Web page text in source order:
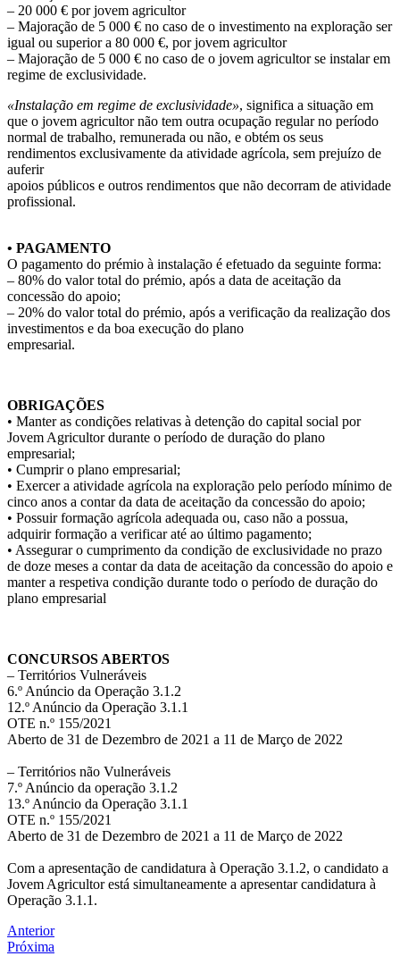
– 20 000 € por jovem agricultor
– Majoração de 5 000 € no caso de o investimento na exploração ser
igual ou superior a 80 000 €, por jovem agricultor
– Majoração de 5 000 € no caso de o jovem agricultor se instalar em
regime de exclusividade.
«Instalação em regime de exclusividade», significa a situação em
que o jovem agricultor não tem outra ocupação regular no período
normal de trabalho, remunerada ou não, e obtém os seus
rendimentos exclusivamente da atividade agrícola, sem prejuízo de
auferir
apoios públicos e outros rendimentos que não decorram de atividade
profissional.
• PAGAMENTO
O pagamento do prémio à instalação é efetuado da seguinte forma:
– 80% do valor total do prémio, após a data de aceitação da
concessão do apoio;
– 20% do valor total do prémio, após a verificação da realização dos
investimentos e da boa execução do plano
empresarial.
OBRIGAÇÕES
• Manter as condições relativas à detenção do capital social por
Jovem Agricultor durante o período de duração do plano
empresarial;
• Cumprir o plano empresarial;
• Exercer a atividade agrícola na exploração pelo período mínimo de
cinco anos a contar da data de aceitação da concessão do apoio;
• Possuir formação agrícola adequada ou, caso não a possua,
adquirir formação a verificar até ao último pagamento;
• Assegurar o cumprimento da condição de exclusividade no prazo
de doze meses a contar da data de aceitação da concessão do apoio e
manter a respetiva condição durante todo o período de duração do
plano empresarial
CONCURSOS ABERTOS
– Territórios Vulneráveis
6.º Anúncio da Operação 3.1.2
12.º Anúncio da Operação 3.1.1
OTE n.º 155/2021
Aberto de 31 de Dezembro de 2021 a 11 de Março de 2022
– Territórios não Vulneráveis
7.º Anúncio da operação 3.1.2
13.º Anúncio da Operação 3.1.1
OTE n.º 155/2021
Aberto de 31 de Dezembro de 2021 a 11 de Março de 2022
Com a apresentação de candidatura à Operação 3.1.2, o candidato a
Jovem Agricultor está simultaneamente a apresentar candidatura à
Operação 3.1.1.
Anterior
Próxima